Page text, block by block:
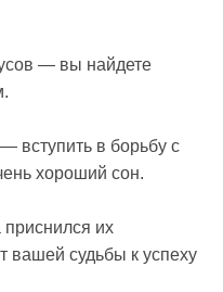
— вы найдете
вступить в борьбу с
хороший сон.
их
вашей судьбы к успеху